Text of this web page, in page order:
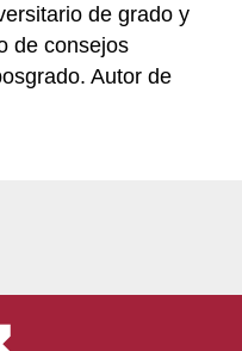
de grado y
de consejos
Autor de